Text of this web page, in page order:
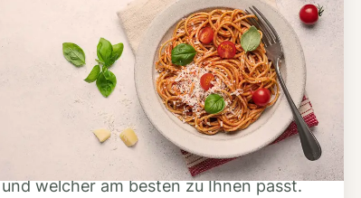
Schritt 2
Anbieter finden
Nutzen Sie unsere große Mahlzeiten-
Dienst-Suche, um herauszufinden,
welche Anbieter es in Ihrer Region gibt
und welcher am besten zu Ihnen passt.